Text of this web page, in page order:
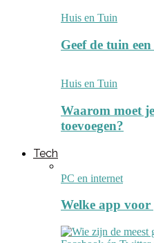
Huis en Tuin
Geef de tuin
Huis en Tuin
Waarom moet
toevoegen?
Tech
PC en internet
Welke app